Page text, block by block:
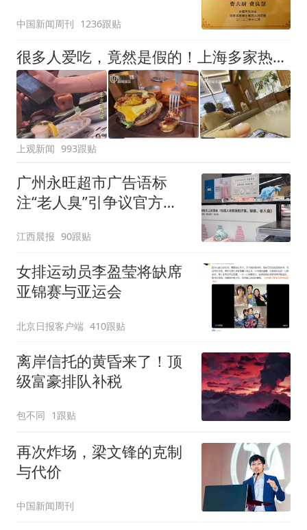
中国新闻周刊 1236跟贴
很多人爱吃，竟然是假的！上海多家热门餐饮店被曝光，网友热议
上观新闻 993跟贴
广州永旺超市广告语标
注“老人臭”引争议官方回
核实完毕后会回电
江西晨报 90跟贴
女排运动员李盈莹将缺席
亚锦赛与亚运会
北京日报客户端 410跟贴
离岸信托的黄昏来了！顶
级富豪排队补税
包不同 1跟贴
再次炸场，梁文锋的克制
与代价
中国新闻周刊